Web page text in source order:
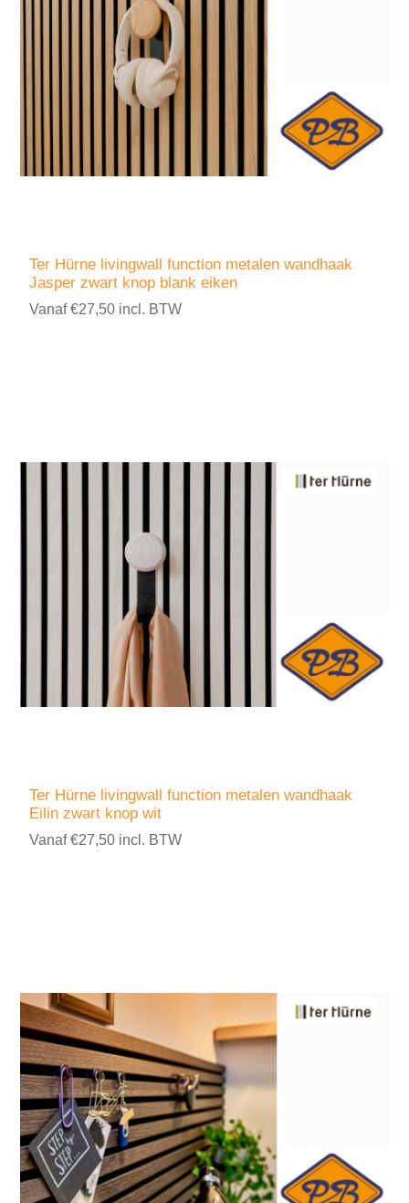
Ter Hürne livingwall function metalen wandhaak
Jasper zwart knop blank eiken
Vanaf €27,50 incl. BTW
Ter Hürne livingwall function metalen wandhaak
Eilin zwart knop wit
Vanaf €27,50 incl. BTW